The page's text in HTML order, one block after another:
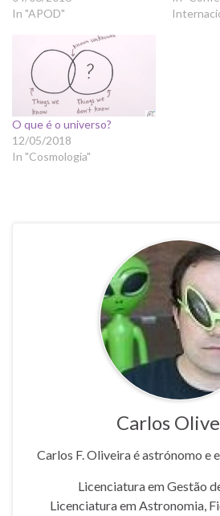
In "APOD"
O que é o universo?
12/05/2018
In "Cosmologia"
Carlos
Carlos F. Oliveira é astrónomo e
Licenciatura em Gestão
Licenciatura em Astronomia,